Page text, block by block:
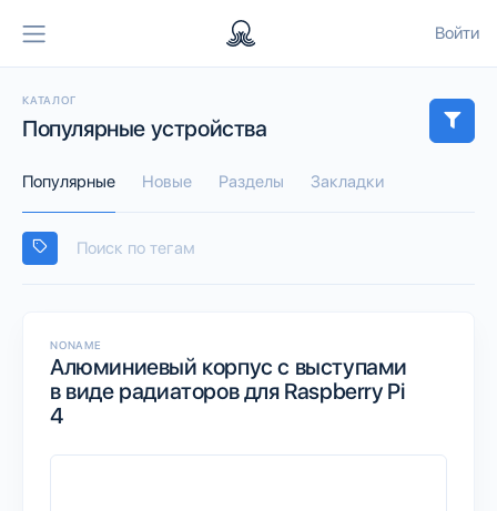
Войти
КАТАЛОГ
Популярные устройства
Популярные Новые Разделы Закладки
NONAME
Алюминиевый корпус с выступами
в виде радиаторов для Raspberry Pi
4